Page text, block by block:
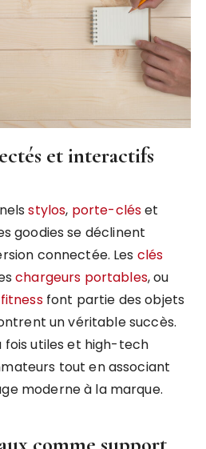
et interactifs
stylos, porte-cléset
goodies se déclinent
connectée. Les clés
chargeurs portables, ou
font partie des objets
un véritable succès.
fois utiles et high-tech
tout en associant
moderne à la marque.